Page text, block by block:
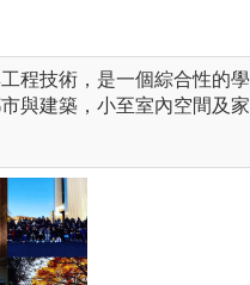
程技術，是一個綜合性的學
與建築，小至室內空間及家